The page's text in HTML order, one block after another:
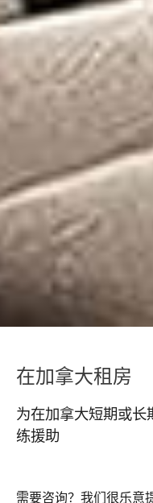
在加拿大租房
为在加拿大短期或长
练援助
需要咨询？我们很乐意